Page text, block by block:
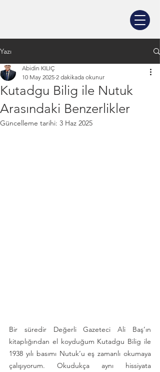
Yazı
Kutadgu Bilig ile Nutuk
Arasındaki Benzerlikler
Abidin KILIÇ
10 May 2025 2 dakikada okunur
Güncelleme tarihi: 3 Haz 2025
Bir süredir Değerli Gazeteci Ali Baş’ın
kitaplığından el koyduğum Kutadgu Bilig ile
1938 yılı basımı Nutuk’u eş zamanlı okumaya
çalışıyorum. Okudukça aynı hissiyata